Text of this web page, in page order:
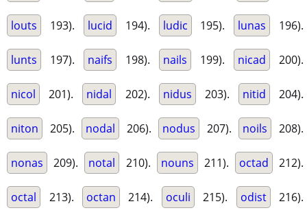
louts 193). lucid 194). ludic 195). lunas 196).
lunts 197). naifs 198). nails 199). nicad 200).
nicol 201). nidal 202). nidus 203). nitid 204).
niton 205). nodal 206). nodus 207). noils 208).
nonas 209). notal 210). nouns 211). octad 212).
octal 213). octan 214). oculi 215). odist 216).